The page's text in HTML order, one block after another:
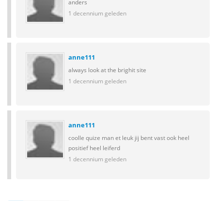
anders
1 decennium geleden
anne111
always look at the brighit site
1 decennium geleden
anne111
coolle quize man et leuk jij bent vast ook heel
positief heel leiferd
1 decennium geleden